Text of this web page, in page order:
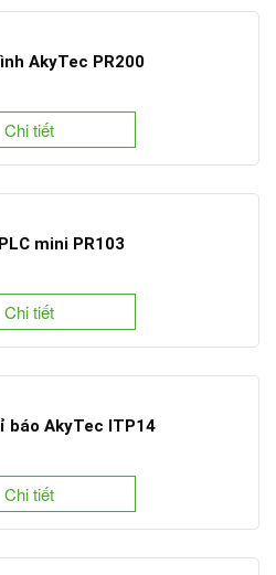
AkyTec PR200
Chi tiết
mini PR103
Chi tiết
báo AkyTec ITP14
Chi tiết